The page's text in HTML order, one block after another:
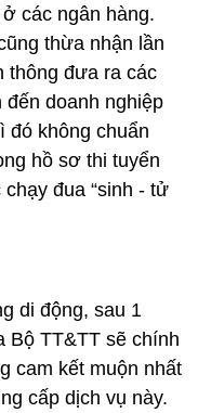
các ngân hàng.
thừa nhận lần
thông đưa ra các
đến doanh nghiệp
đó không chuẩn
hồ sơ thi tuyển
đua “sinh - tử
di động, sau 1
Bộ TT&TT sẽ chính
cam kết muộn nhất
cấp dịch vụ này.